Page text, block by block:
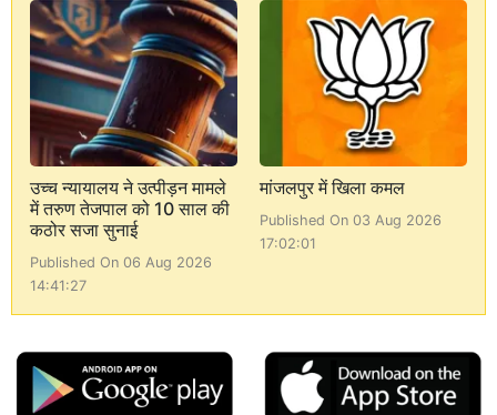
उच्च न्यायालय ने उत्पीड़न मामले
में तरुण तेजपाल को 10 साल की
कठोर सजा सुनाई
Published On 06 Aug 2026
14:41:27
मांजलपुर में खिला कमल
Published On 03 Aug 2026
17:02:01